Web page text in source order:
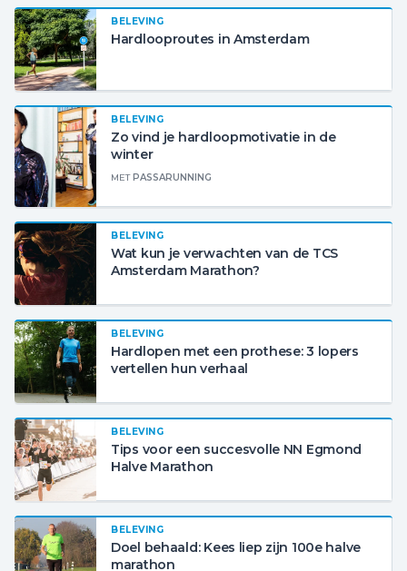
BELEVING
Hardlooproutes in Amsterdam
BELEVING
Zo vind je hardloopmotivatie in de
winter
METPASSARUNNING
BELEVING
Wat kun je verwachten van de TCS
Amsterdam Marathon?
BELEVING
Hardlopen met een prothese: 3 lopers
vertellen hun verhaal
BELEVING
Tips voor een succesvolle NN Egmond
Halve Marathon
BELEVING
Doel behaald: Kees liep zijn 100e halve
marathon